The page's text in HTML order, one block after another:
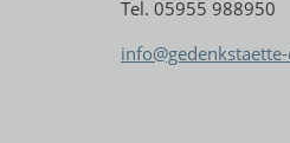
Tel. 05955 988950